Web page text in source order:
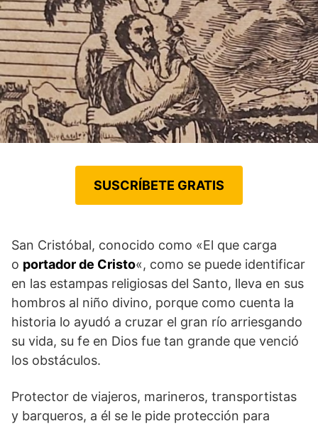
SUSCRÍBETE GRATIS
San Cristóbal, conocido como «El que carga
o portador de Cristo«, como se puede identificar
en las estampas religiosas del Santo, lleva en sus
hombros al niño divino, porque como cuenta la
historia lo ayudó a cruzar el gran río arriesgando
su vida, su fe en Dios fue tan grande que venció
los obstáculos.
Protector de viajeros, marineros, transportistas
y barqueros, a él se le pide protección para